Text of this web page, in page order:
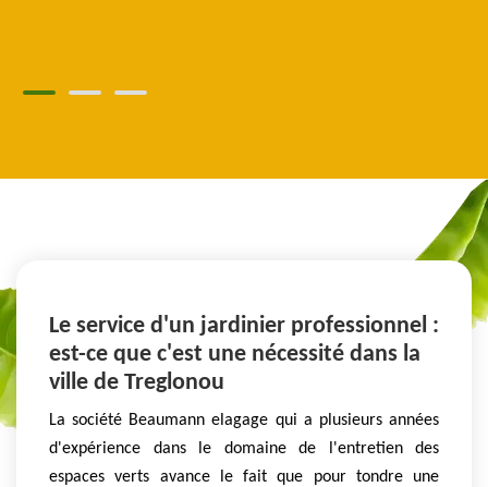
Le service d'un jardinier professionnel :
est-ce que c'est une nécessité dans la
ville de Treglonou
La société Beaumann elagage qui a plusieurs années
d'expérience dans le domaine de l'entretien des
espaces verts avance le fait que pour tondre une